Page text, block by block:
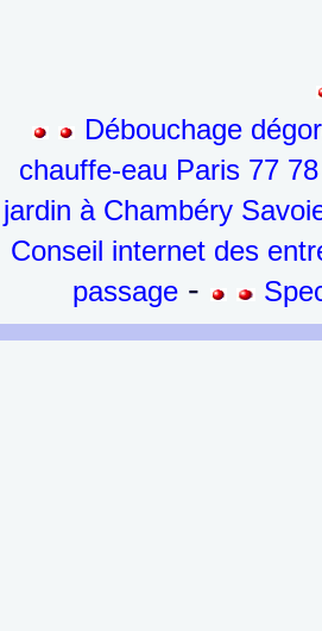
Débouchage
chauffe-eau Paris 77
jardin à Chambéry
Conseil internet des
passage -